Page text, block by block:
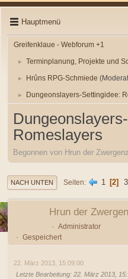
Hauptmenü
Greifenklaue - Webforum +1
► Terminplanung, Projekte und
► Hrûns RPG-Schmiede
► Dungeonslayers-Settingidee:
Romeslayers
Begonnen von Hrun der
NACH UNTEN Seiten 1 2 3
Hrun der
Administrator
Gespeichert
22. März 2013, 15:09:00
Letzte Bearbeitung: 22. März 2013,